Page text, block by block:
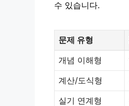
수 있습니다.
문제 유형
개념 이해형
계산/도식형
실기 연계형